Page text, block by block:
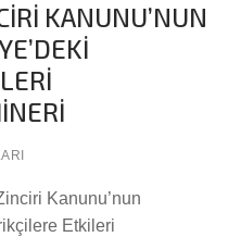
KANUNU’NUN
Kanunu’nun
Etkileri